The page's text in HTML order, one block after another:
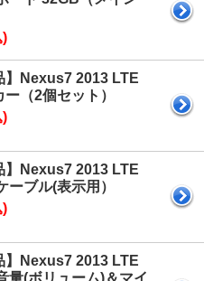
)
】Nexus7 2013 LTE
（2個セット）
)
】Nexus7 2013 LTE
ーブル(表示用）
)
】Nexus7 2013 LTE
量(ボリューム)＆マイ